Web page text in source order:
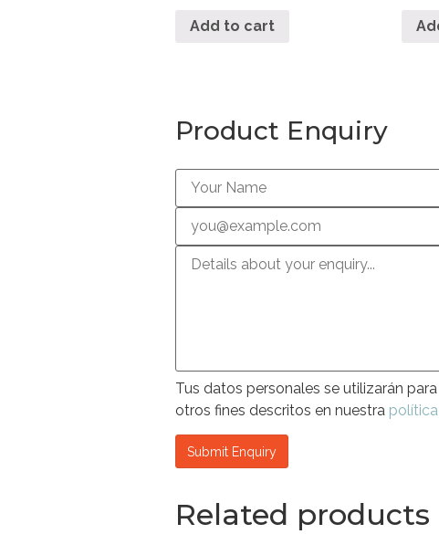
Add to cart
Product Enquiry
Tus datos personales se utilizarán
otros fines descritos en nuestra
Related products